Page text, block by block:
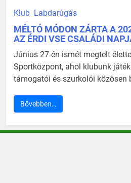
Klub Labdarúgás
MÉLTÓ MÓDON ZÁRTA A
AZ ÉRDI VSE CSALÁDI
Június 27-én ismét megtelt
Sportközpont, ahol klubunk
támogatói és szurkolói közösen
Bővebben…